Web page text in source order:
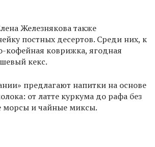
Железнякова также
постных десертов. Среди них, к
кофейная коврижка, ягодная
кекс.
предлагают напитки на основе
от латте куркума до рафа без
морсы и чайные миксы.